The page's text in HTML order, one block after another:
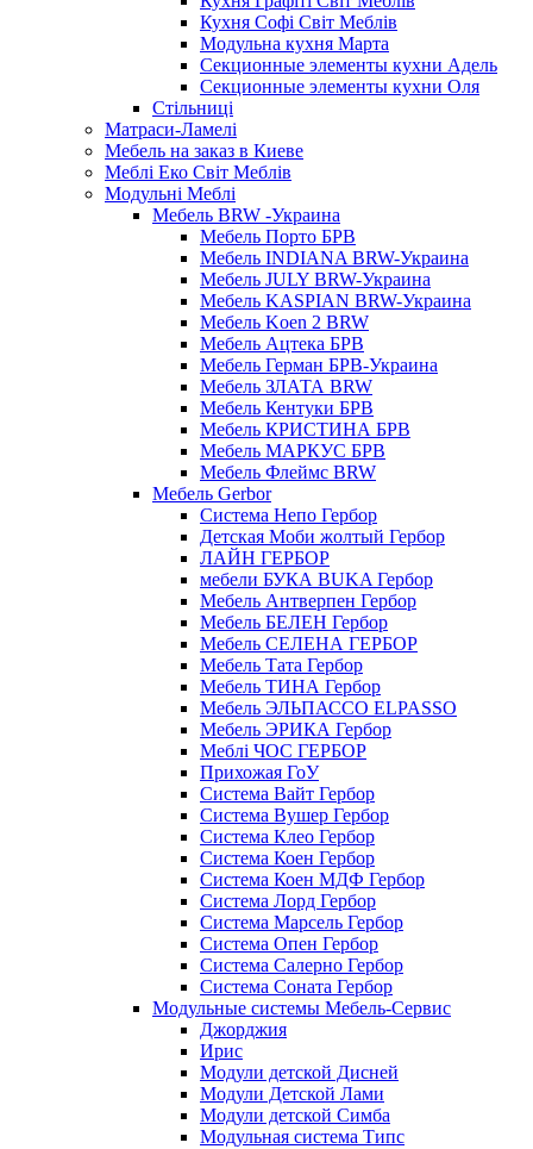
Кухня Софі Світ Меблів
Модульна кухня Марта
Секционные элементы кухни Адель
Секционные элементы кухни Оля
Стільниці
Матраси-Ламелі
Мебель на заказ в Киеве
Меблі Еко Світ Меблів
Модульні Меблі
Мебель BRW -Украина
Мебель Порто БРВ
Мебель INDIANA BRW-Украина
Мебель JULY BRW-Украина
Мебель KASPIAN BRW-Украина
Мебель Koen 2 BRW
Мебель Ацтека БРВ
Мебель Герман БРВ-Украина
Мебель ЗЛАТА BRW
Мебель Кентуки БРВ
Мебель КРИСТИНА БРВ
Мебель МАРКУС БРВ
Мебель Флеймс BRW
Мебель Gerbor
Cистема Непо Гербор
Детская Моби жолтый Гербор
ЛАЙН ГЕРБОР
мебели БУКА BUKA Гербор
Мебель Антверпен Гербор
Мебель БЕЛЕН Гербор
Мебель СЕЛЕНА ГЕРБОР
Мебель Тата Гербор
Мебель ТИНА Гербор
Мебель ЭЛЬПАССО ELPASSO
Мебель ЭРИКА Гербор
Меблі ЧОС ГЕРБОР
Прихожая ГоУ
Система Вайт Гербор
Система Вушер Гербор
Система Клео Гербор
Система Коен Гербор
Система Коен МДФ Гербор
Система Лорд Гербор
Система Марсель Гербор
Система Опен Гербор
Система Салерно Гербор
Система Соната Гербор
Модульные системы Мебель-Сервис
Джорджия
Ирис
Модули детской Дисней
Модули Детской Лами
Модули детской Симба
Модульная система Типс